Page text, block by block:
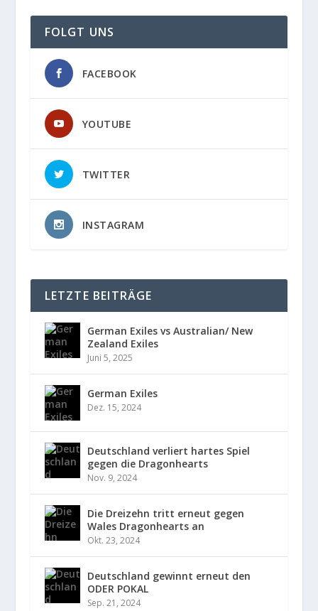
FOLGT UNS
FACEBOOK
YOUTUBE
TWITTER
INSTAGRAM
LETZTE BEITRÄGE
German Exiles vs Australian/ New
Zealand Exiles
Juni 5, 2025
German Exiles
Dez. 15, 2024
Deutschland verliert hartes Spiel
gegen die Dragonhearts
Nov. 9, 2024
Die Dreizehn tritt erneut gegen
Wales Dragonhearts an
Okt. 23, 2024
Deutschland gewinnt erneut den
ODER POKAL
Sep. 21, 2024